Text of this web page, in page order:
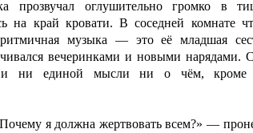
прозвучал оглушительно громко в
на край кровати. В соседней комнате
ритмичная музыка — это её младшая
вечеринками и новыми нарядами.
и ни единой мысли ни о чём, кроме
я должна жертвовать всем?» —